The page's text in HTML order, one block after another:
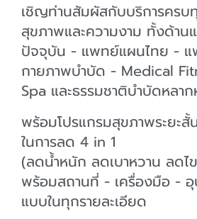
เชิญท่านสัมผัสกับบริการครบ
สุขภาพและความงาม ทั้งด้า
ปัจจุบัน - แพทย์แผนไทย -
กายภาพบำบัด - Medical
Spa และธรรมชาติบำบัดหลาก
พร้อมโปรแกรมสุขภาพระยะสั้
ในการลด 4 in 1
(ลดน้ำหนัก ลดเบาหวาน ลด
พร้อมสถานที่ - เครื่องมือ -
แบบในทุกรายละเอียด